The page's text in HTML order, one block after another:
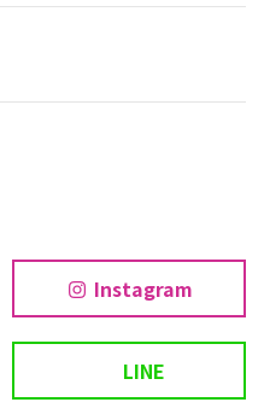
Instagram
LINE